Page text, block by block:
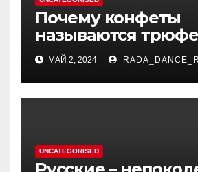
Почему конфеты
называются
каково их
История полезного
лакомства,
походит на гриб.
МАЙ 2, 2024 RADA_DANCE_R
UNCATEGORISED